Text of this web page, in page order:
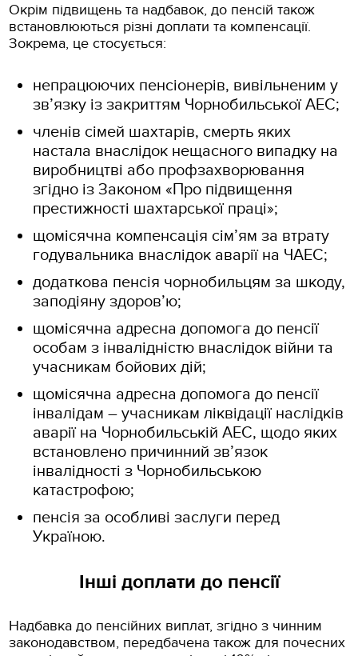
Окрім підвищень та надбавок, до пенсій також
встановлюються різні доплати та компенсації.
Зокрема, це стосується:
непрацюючих пенсіонерів, вивільненим у
зв’язку із закриттям Чорнобильської АЕС;
членів сімей шахтарів, смерть яких
настала внаслідок нещасного випадку на
виробництві або профзахворювання
згідно із Законом «Про підвищення
престижності шахтарської праці»;
щомісячна компенсація сім’ям за втрату
годувальника внаслідок аварії на ЧАЕС;
додаткова пенсія чорнобильцям за шкоду,
заподіяну здоров’ю;
щомісячна адресна допомога до пенсії
особам з інвалідністю внаслідок війни та
учасникам бойових дій;
щомісячна адресна допомога до пенсії
інвалідам – учасникам ліквідації наслідків
аварії на Чорнобильській АЕС, щодо яких
встановлено причинний зв’язок
інвалідності з Чорнобильською
катастрофою;
пенсія за особливі заслуги перед
Україною.
Інші доплати до пенсії
Надбавка до пенсійних виплат, згідно з чинним
законодавством, передбачена також для почесних